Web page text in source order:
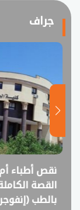
جراف
نقص أطباء
القصة
بالطب